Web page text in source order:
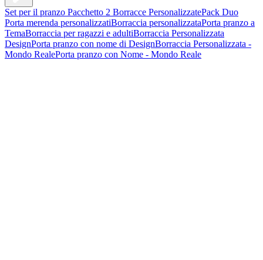
Set per il pranzo Pacchetto 2 Borracce PersonalizzatePack Duo
Porta merenda personalizzatiBorraccia personalizzataPorta pranzo a
TemaBorraccia per ragazzi e adultiBorraccia Personalizzata
DesignPorta pranzo con nome di DesignBorraccia Personalizzata -
Mondo RealePorta pranzo con Nome - Mondo Reale